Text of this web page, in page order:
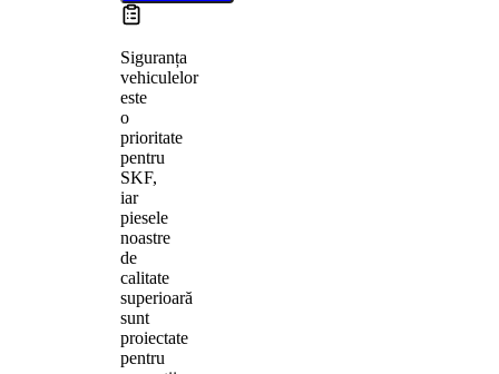
Siguranța
vehiculelor
este
o
prioritate
pentru
SKF,
iar
piesele
noastre
de
calitate
superioară
sunt
proiectate
pentru